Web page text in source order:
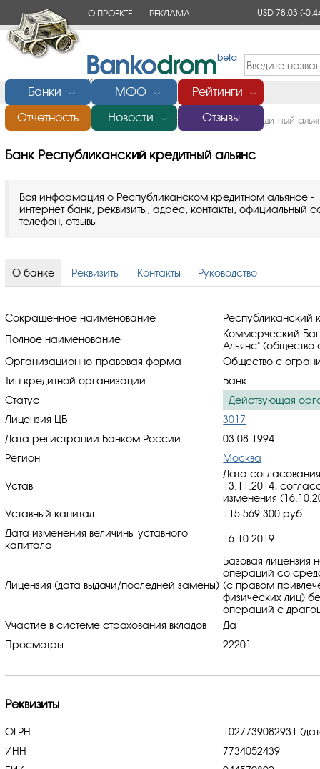
О ПРОЕКТЕ РЕКЛАМА USD 78,03(-
Банки ﹀ МФО ﹀ Рейтинги ﹀
Отчетность Новости ﹀ Отзывы
Главная/Банки России/Банк Республиканский кредитный
Банк Республиканский кредитный альянс
Вся информация о Республиканском кредитном альянсе -
интернет банк, реквизиты, адрес, контакты, официальный
телефон, отзывы
О банке Реквизиты Контакты Руководство
Сокращенное наименование
Республиканский
Полное наименование
Коммерческий
Альянс" (общество
Организационно-правовая форма
Общество с
Тип кредитной организации
Банк
Статус
Действующая
Лицензия ЦБ
3017
Дата регистрации Банком России
03.08.1994
Регион
Москва
Устав
Дата
13.11.2014,
изменения
Уставный капитал
115 569 300 руб.
Дата изменения величины уставного
капитала
16.10.2019
Лицензия (дата выдачи/последней замены)
Базовая лицензия
операций со
(с правом
физических лиц)
операций с
Участие в системе страхования вкладов
Да
Просмотры
22201
Реквизиты
ОГРН
1027739082931
ИНН
7734052439